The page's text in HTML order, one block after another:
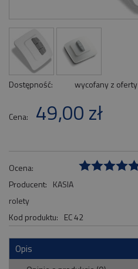
Dostępność: wycofany z oferty
Cena: 49,00 zł
Ocena:
Producent: KASIA
rolety
Kod produktu: EC 42
Opis